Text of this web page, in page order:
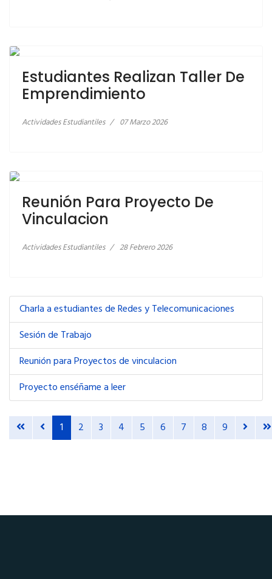
Estudiantes Realizan Taller De
Emprendimiento
Actividades Estudiantiles 07 Marzo 2026
Reunión Para Proyecto De
Vinculacion
Actividades Estudiantiles 28 Febrero 2026
Charla a estudiantes de Redes y Telecomunicaciones
Sesión de Trabajo
Reunión para Proyectos de vinculacion
Proyecto enséñame a leer
1 2 3 4 5 6 7 8 9